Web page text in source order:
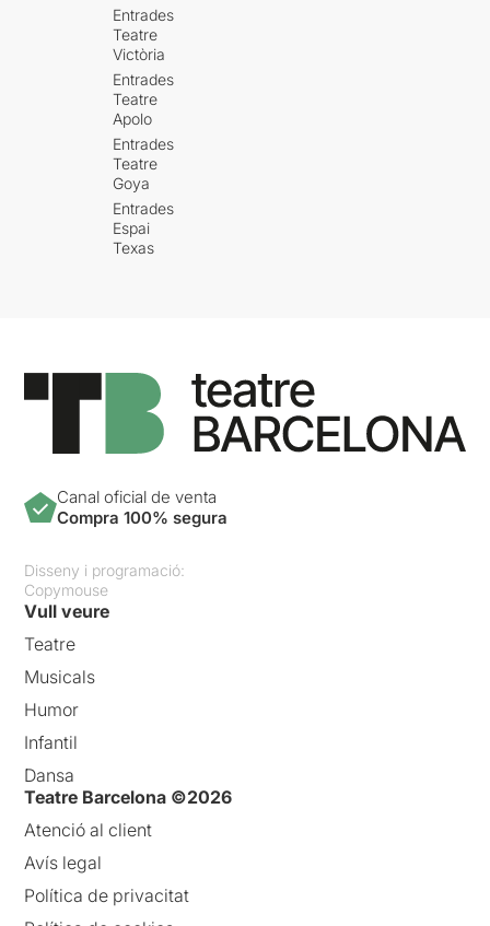
Entrades
Teatre
Victòria
Entrades
Teatre
Apolo
Entrades
Teatre
Goya
Entrades
Espai
Texas
Canal oficial de venta
Compra 100% segura
Disseny i programació:
Copymouse
Vull veure
Teatre
Musicals
Humor
Infantil
Dansa
Teatre Barcelona ©2026
Atenció al client
Avís legal
Política de privacitat